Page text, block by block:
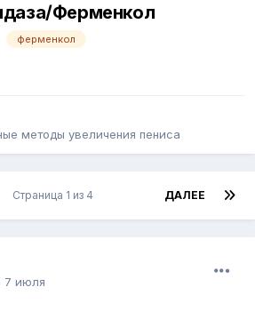
Ферменкол
ферменкол
методы увеличения пениса
ДАЛЕЕ
Страница 1 из 4
7 июля